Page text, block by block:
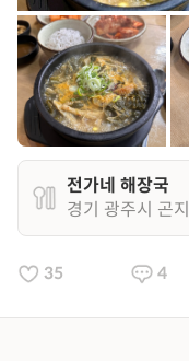
전가네 해장국
경기 광주시 곤
35 4